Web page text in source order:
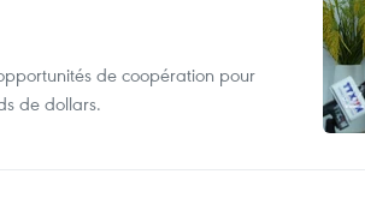
de coopération pour
de dollars.